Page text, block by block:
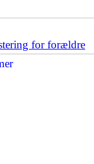
for forældre